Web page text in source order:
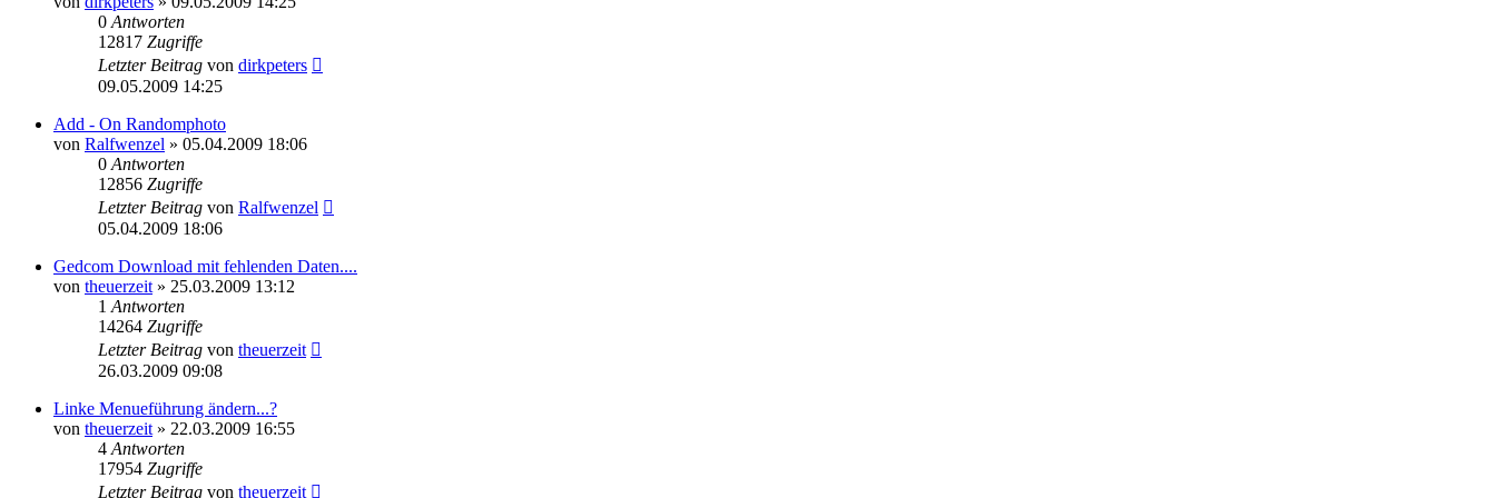
0 Antworten
12817 Zugriffe
Letzter Beitrag von dirkpeters
09.05.2009 14:25
Add - On Randomphoto
von Ralfwenzel » 05.04.2009 18:06
0 Antworten
12856 Zugriffe
Letzter Beitrag von Ralfwenzel
05.04.2009 18:06
Gedcom Download mit fehlenden Daten....
von theuerzeit » 25.03.2009 13:12
1 Antworten
14264 Zugriffe
Letzter Beitrag von theuerzeit
26.03.2009 09:08
Linke Menueführung ändern...?
von theuerzeit » 22.03.2009 16:55
4 Antworten
17954 Zugriffe
Letzter Beitrag von theuerzeit